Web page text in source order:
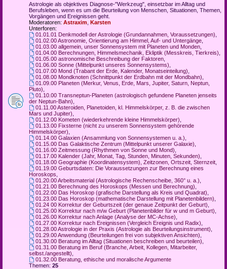
Astrologie als objektives Diagnose-"Werkzeug", einsetzbar im Alltag und
Berufsleben, wenn es um die Beurteilung von Menschen, Situationen, Themen,
Vorgängen und Ereignissen geht.
Moderatoren: Astraxim Karsten
Unterforen:
01.01.01 Denkmodell der Astrologie (Grundannahmen, Voraussetzungen)
01.02.00 Astronomie, Orientierung am Himmel, Auf- und Untergänge,
01.03.00 allgemein, unser Sonnensystem mit Planeten und Monden,
01.04.00 Berechnungen, Himmelsmechanik, Ekliptik (Messkreis, Tierkreis)
01.05.00 astronomische Beschreibung der Faktoren,
01.06.00 Sonne (Mittelpunkt unseres Sonnensystems)
01.07.00 Mond (Trabant der Erde, Kalender, Monatseinteilung)
01.08.00 Mondknoten (Schnittpunkt der Erdbahn mit der Mondbahn)
01.09.00 Planeten (Merkur, Venus, Erde, Mars, Jupiter, Saturn, Neptun,
Pluto)
01.10.00 Transneptun-Planeten (astrologisch gefundene Planeten jenseits
der Neptun-Bahn)
01.11.00 Asteroiden, Planetoiden, kl. Himmelskörper, z. B. die zwischen
Mars und Jupiter)
01.12.00 Kometen (wiederkehrende kleine Himmelskörper)
01.13.00 Fixsterne (nicht zu unserem Sonnensystem gehörende
Himmelskörper)
01.14.00 Galaxien (Ansammlung von Sonnensystemen u. a.)
01.15.00 Das Galaktische Zentrum (Mittelpunkt unserer Galaxie)
01.16.00 Zeitmessung (Rhythmen von Sonne und Mond)
01.17.00 Kalender (Jahr, Monat, Tag, Stunden, Minuten, Sekunden)
01.18.00 Geographie (Koordinatensystem), Zeitzonen, Ortszeit, Sternzeit,
01.19.00 Geburtsdaten: Die Voraussetzungen zur Berechnung eines
Horoskops
01.20.00 Arbeitsmaterial (Astrologische Rechenscheibe, 360° u. a.)
01.21.00 Berechnung des Horoskops (Messen und Berechnung)
01.22.00 Das Horoskop (grafische Darstellung als Kreis und Quadrat)
01.23.00 Das Horoskop (mathematische Darstellung mit Planetenbildern)
01.24 00 Korrektur der Geburtszeit (der genaue Zeitpunkt der Geburt)
01.25.00 Korrektur nach m/w Geburt (Planetenbilder für w und m Geburt)
01.26.00 Korrektur nach Anlage (Analyse der MC-Achse)
01.27.00 Korrektur nach Ereignissen (Vergleich Ereignis und Radix)
01.28.00 Astrologie in der Praxis (Astrologie als Beurteilungsinstrument)
01.29.00 Anwendung (Beurteilungen frei von subjektiven Ansichten)
01.30.00 Beratung im Alltag (Situationen beschreiben und beurteilen)
01.31.00 Beratung im Beruf (Branche, Arbeit, Kollegen, Mitarbeiter,
selbst./angestellt)
01.32.00 Beratung, ethische und moralische Argumente
Themen: 25